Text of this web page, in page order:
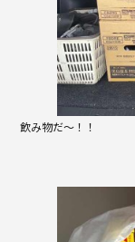
飲み物だ～！！